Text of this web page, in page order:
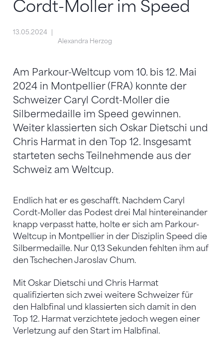
Cordt-Moller im Speed
13.05.2024
Alexandra Herzog
Am Parkour-Weltcup vom 10. bis 12. Mai
2024 in Montpellier (FRA) konnte der
Schweizer Caryl Cordt-Moller die
Silbermedaille im Speed gewinnen.
Weiter klassierten sich Oskar Dietschi und
Chris Harmat in den Top 12. Insgesamt
starteten sechs Teilnehmende aus der
Schweiz am Weltcup.
Endlich hat er es geschafft. Nachdem Caryl
Cordt-Moller das Podest drei Mal hintereinander
knapp verpasst hatte, holte er sich am Parkour-
Weltcup in Montpellier in der Disziplin Speed die
Silbermedaille. Nur 0,13 Sekunden fehlten ihm auf
den Tschechen Jaroslav Chum.
Mit Oskar Dietschi und Chris Harmat
qualifizierten sich zwei weitere Schweizer für
den Halbfinal und klassierten sich damit in den
Top 12. Harmat verzichtete jedoch wegen einer
Verletzung auf den Start im Halbfinal.